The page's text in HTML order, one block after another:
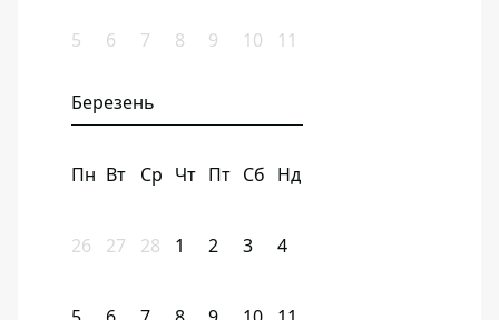
5 6 7 8 9 10 11
Березень
Пн Вт Ср Чт Пт Сб Нд
26 27 28 1 2 3 4